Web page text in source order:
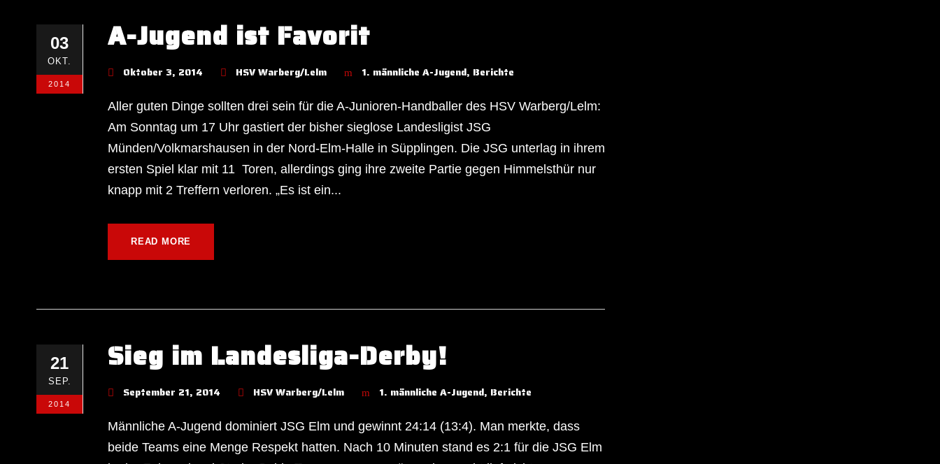
03
OKT.
2014
A-Jugend ist Favorit
Oktober 3, 2014 HSV Warberg/Lelm 1. männliche A-Jugend, Berichte
Aller guten Dinge sollten drei sein für die A-Junioren-Handballer des HSV Warberg/Lelm:
Am Sonntag um 17 Uhr gastiert der bisher sieglose Landesligist JSG
Münden/Volkmarshausen in der Nord-Elm-Halle in Süpplingen. Die JSG unterlag in ihrem
ersten Spiel klar mit 11 Toren, allerdings ging ihre zweite Partie gegen Himmelsthür nur
knapp mit 2 Treffern verloren. „Es ist ein...
READ MORE
21
SEP.
2014
Sieg im Landesliga-Derby!
September 21, 2014 HSV Warberg/Lelm 1. männliche A-Jugend, Berichte
Männliche A-Jugend dominiert JSG Elm und gewinnt 24:14 (13:4). Man merkte, dass
beide Teams eine Menge Respekt hatten. Nach 10 Minuten stand es 2:1 für die JSG Elm